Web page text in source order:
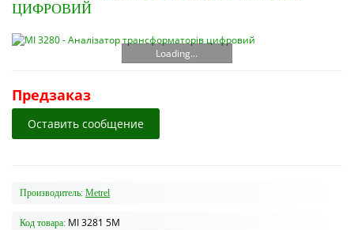
ЦИФРОВИЙ
Loading...
Предзаказ
Оставить сообщение
Производитель: Metrel
Код товара: MI 3281 5M